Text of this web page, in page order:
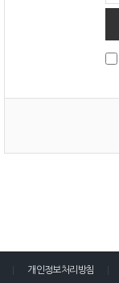
개인정보처리방침